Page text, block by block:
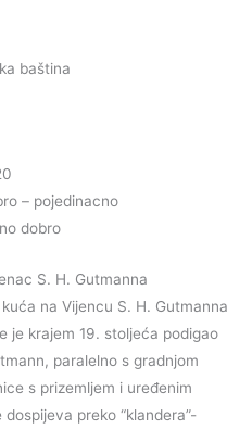
baština
– pojedinacno
dobro
S. H. Gutmanna
na Vijencu S. H. Gutmanna
je krajem 19. stoljeća podigao
paralelno s gradnjom
s prizemljem i uređenim
preko “klandera”-